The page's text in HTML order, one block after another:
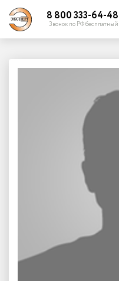
8 800 333-64-48
Звонок по РФ бесплатный